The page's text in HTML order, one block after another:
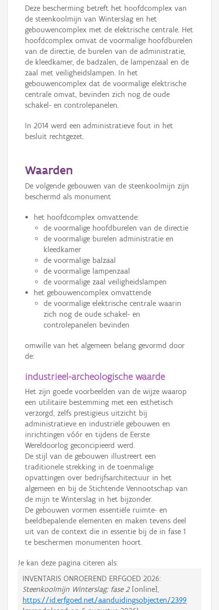
Deze bescherming betreft het hoofdcomplex van
de steenkoolmijn van Winterslag en het
gebouwencomplex met de elektrische centrale. Het
hoofdcomplex omvat de voormalige hoofdburelen
van de directie, de burelen van de administratie,
de kleedkamer, de badzalen, de lampenzaal en de
zaal met veiligheidslampen. In het
gebouwencomplex dat de voormalige elektrische
centrale omvat, bevinden zich nog de oude
schakel- en controlepanelen.
In 2014 werd een administratieve fout in het
besluit rechtgezet.
Waarden
De volgende gebouwen van de steenkoolmijn zijn
beschermd als monument
het hoofdcomplex omvattende:
de voormalige hoofdburelen van de directie
de voormalige burelen administratie en
kleedkamer
de voormalige balzaal
de voormalige lampenzaal
de voormalige zaal veiligheidslampen
het gebouwencomplex omvattende
de voormalige elektrische centrale waarin
zich nog de oude schakel- en
controlepanelen bevinden
omwille van het algemeen belang gevormd door
de:
industrieel-archeologische waarde
Het zijn goede voorbeelden van de wijze waarop
een utilitaire bestemming met een esthetisch
verzorgd, zelfs prestigieus uitzicht bij
administratieve en industriële gebouwen en
inrichtingen vóór en tijdens de Eerste
Wereldoorlog geconcipieerd werd.
De stijl van de gebouwen illustreert een
traditionele strekking in de toenmalige
opvattingen over bedrijfsarchitectuur in het
algemeen en bij de Stichtende Vennootschap van
de mijn te Winterslag in het bijzonder.
De gebouwen vormen essentiële ruimte- en
beeldbepalende elementen en maken tevens deel
uit van de context die in essentie bij de in fase 1
te beschermen monumenten hoort.
Je kan deze pagina citeren als:
INVENTARIS ONROEREND ERFGOED 2026:
Steenkoolmijn Winterslag: fase 2[online],
https://id.erfgoed.net/aanduidingsobjecten/2399